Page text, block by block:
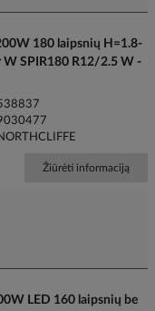
180 laipsnių H=1.8-
W SPIR180 R12/2.5 W -
Žiūrėti informaciją
LED 160 laipsnių be